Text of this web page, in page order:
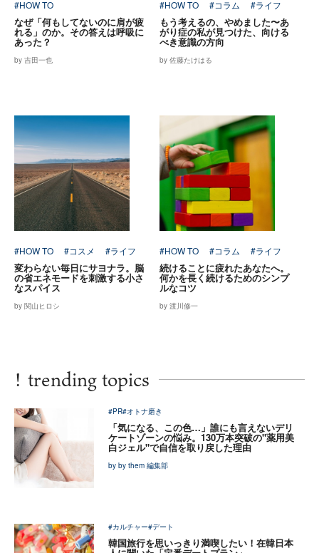
#HOW TO
なぜ「何もしてないのに肩が疲
れる」のか。その答えは呼吸に
あった？
by 吉田一也
#HOW TO #コラム #ライフ
もう考えるの、やめました〜あ
がり症の私が見つけた、向ける
べき意識の方向
by 佐藤たけはる
#HOW TO #コスメ #ライフ
変わらない毎日にサヨナラ。脳
の省エネモードを刺激する小さ
なスパイス
by 関山ヒロシ
#HOW TO #コラム #ライフ
続けることに疲れたあなたへ。
何かを長く続けるためのシンプ
ルなコツ
by 渡川修一
! trending topics
#PR#オトナ磨き
「気になる、この色…」誰にも言えないデリ
ケートゾーンの悩み。130万本突破の"薬用美
白ジェル"で自信を取り戻した理由
by by them 編集部
#カルチャー#デート
韓国旅行を思いっきり満喫したい！在韓日本